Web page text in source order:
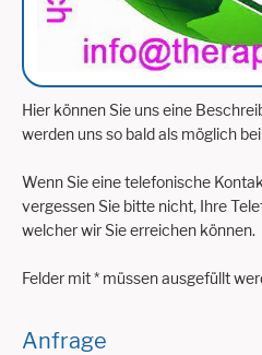
Hier können Sie uns eine
werden uns so bald als möglich
Wenn Sie eine telefonische
vergessen Sie bitte nicht, Ihre
welcher wir Sie erreichen können.
Felder mit * müssen ausgefüllt
Anfrage